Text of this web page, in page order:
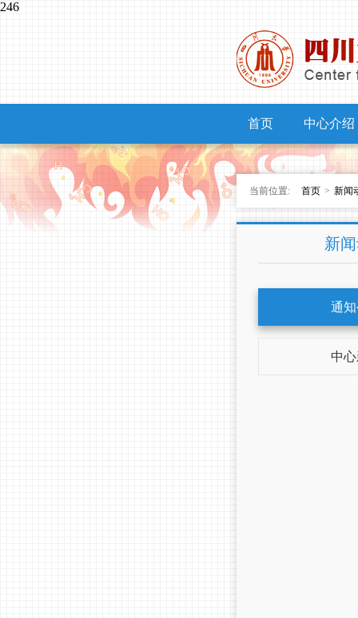
246
首页 中心介绍
当前位置: 首页 > 新闻
新
通
中